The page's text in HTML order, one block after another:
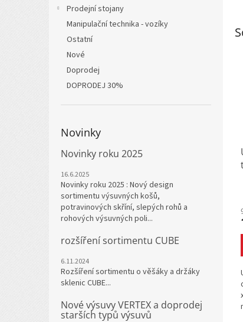
Prodejní stojany
Manipulační technika - vozíky
Ostatní
Nové
Doprodej
DOPRODEJ 30%
Novinky
Novinky roku 2025
16.6.2025
Novinky roku 2025 : Nový design
sortimentu výsuvných košů,
potravinových skříní, slepých rohů a
rohových výsuvných poli...
rozšíření sortimentu CUBE
6.11.2024
Rozšíření sortimentu o věšáky a držáky
sklenic CUBE...
Nové výsuvy VERTEX a doprodej
starších typů výsuvů